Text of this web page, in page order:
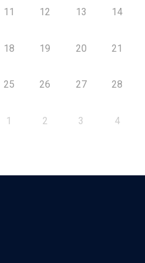
11 12 13 14
18 19 20 21
25 26 27 28
1 2 3 4